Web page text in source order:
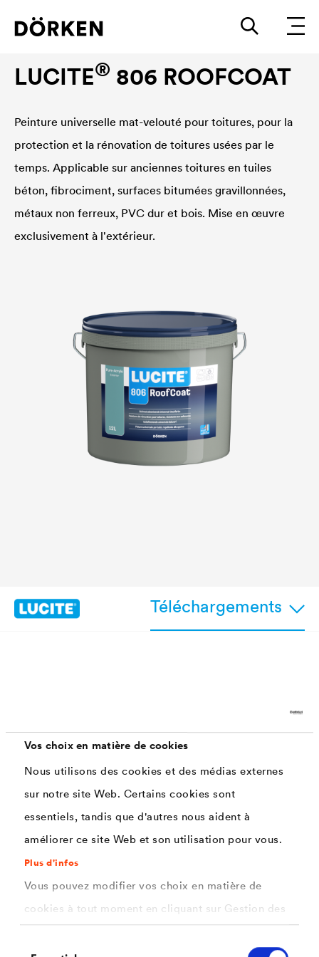
Vos choix en matière de cookies
Nous utilisons des cookies et des médias externes
sur notre site Web. Certains cookies sont
essentiels, tandis que d'autres nous aident à
améliorer ce site Web et son utilisation pour vous.
Plus d'infos
Vous pouvez modifier vos choix en matière de
cookies à tout moment en cliquant sur Gestion des
informations dans notre
LUCITE® 806 ROOFCOAT
Peinture universelle mat-velouté pour toitures, pour la
protection et la rénovation de toitures usées par le
temps. Applicable sur anciennes toitures en tuiles
béton, fibrociment, surfaces bitumées gravillonnées,
métaux non ferreux, PVC dur et bois. Mise en œuvre
exclusivement à l'extérieur.
Téléchargements
En phase aqueuse, respectueuse de
l'environnement
Imperméable à la pluie et microporeuse
Résistance aux alcalis et aux moisissures
Résistance aux intempéries, à la pluie et aux UV
La propagation des mousses est
considéralement réduite